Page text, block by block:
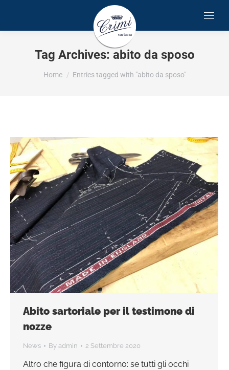
Tag Archives: abito da sposo
You are here:
Home Entries tagged with "abito da sposo"
Abito sartoriale per il testimone di
nozze
News By admin 2 Settembre 2020
Altro che figura di contorno: se tutti gli occhi